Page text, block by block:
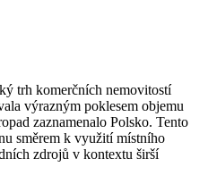
trh komerčních nemovitostí
výrazným poklesem objemu
zaznamenalo Polsko. Tento
směrem k využití místního
zdrojů v kontextu širší